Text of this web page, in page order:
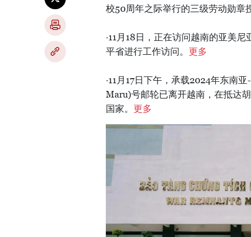
校50周年之际举行的三级劳动勋章
·11月18日，正在访问越南的亚美
平省进行工作访问。 更多
·11月17日下午，承载2024年东南
Maru)号邮轮已离开越南，在抵达
国家。 更多